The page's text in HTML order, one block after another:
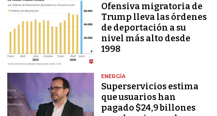
Ofensiva migratoria de
Trump lleva las órdenes
de deportación a su
nivel más alto desde
1998
ENERGÍA
Superservicios estima
que usuarios han
pagado $24,9 billones